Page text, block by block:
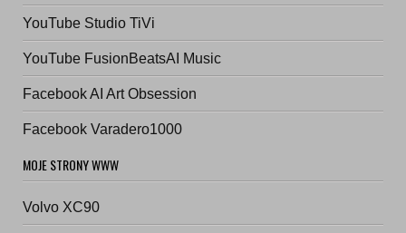
YouTube Studio TiVi
YouTube FusionBeatsAI Music
Facebook AI Art Obsession
Facebook Varadero1000
MOJE STRONY WWW
Volvo XC90